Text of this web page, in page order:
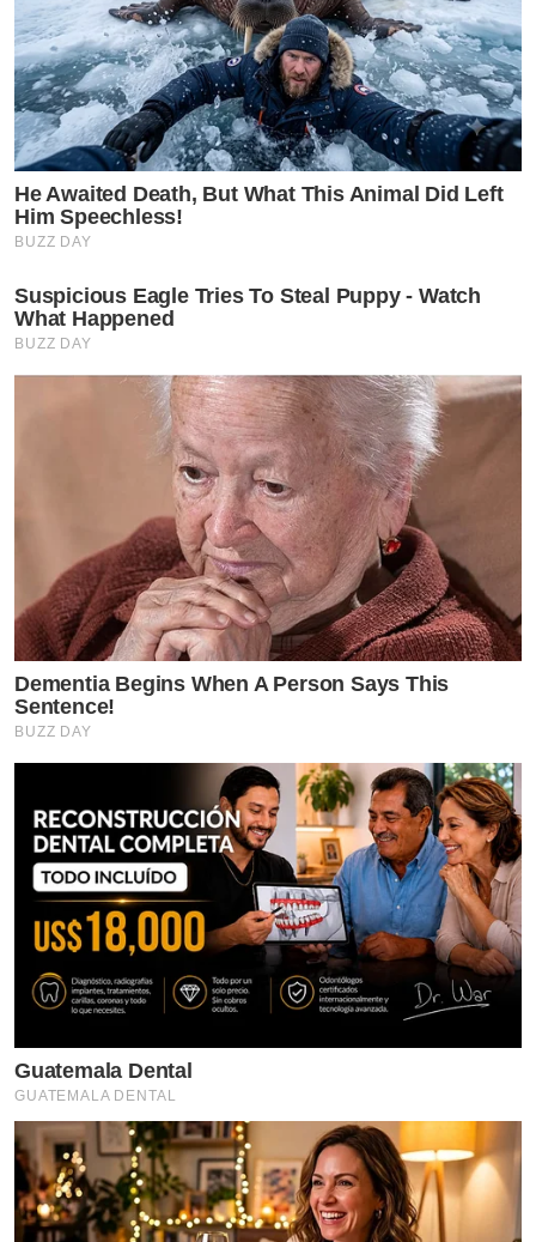
He Awaited Death, But What This Animal Did Left
Him Speechless!
BUZZ DAY
Suspicious Eagle Tries To Steal Puppy - Watch
What Happened
BUZZ DAY
Dementia Begins When A Person Says This
Sentence!
BUZZ DAY
Guatemala Dental
GUATEMALA DENTAL